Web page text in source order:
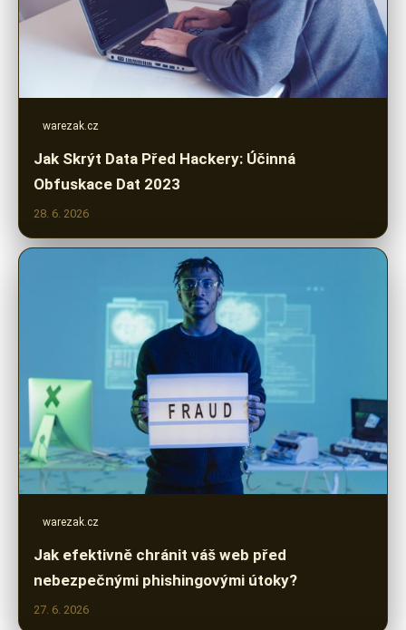
warezak.cz
Jak Skrýt Data Před Hackery: Účinná
Obfuskace Dat 2023
28. 6. 2026
warezak.cz
Jak efektivně chránit váš web před
nebezpečnými phishingovými útoky?
27. 6. 2026